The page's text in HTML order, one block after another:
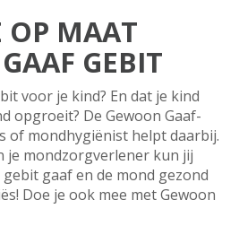
OP MAAT
GEBIT
voor je kind? En dat je kind
opgroeit? De Gewoon Gaaf-
of mondhygiënist helpt daarbij.
je mondzorgverlener kun jij
gaaf en de mond gezond
Doe je ook mee met Gewoon